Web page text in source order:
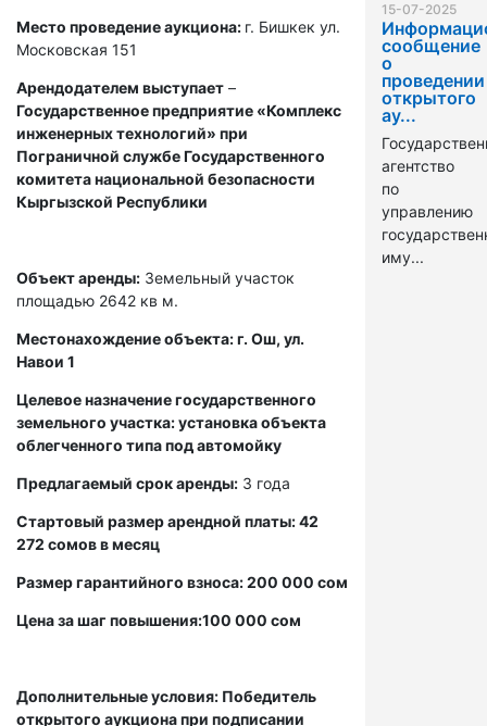
Место проведение аукциона: г. Бишкек ул.
Московская 151
Арендодателем выступает –
Государственное предприятие «Комплекс
инженерных технологий» при
Пограничной службе Государственного
комитета национальной безопасности
Кыргызской Республики
Объект аренды: Земельный участок
площадью 2642 кв м.
Местонахождение объекта: г. Ош, ул.
Навои 1
Целевое назначение государственного
земельного участка: установка объекта
облегченного типа под автомойку
Предлагаемый срок аренды: 3 года
Стартовый размер арендной платы: 42
272 сомов в месяц
Размер гарантийного взноса: 200 000 сом
Цена за шаг повышения:100 000 сом
Дополнительные условия: Победитель
открытого аукциона при подписании
15-07-2025
сообщение
о
проведении
открытого
ау...
агентство
по
управлению
иму...